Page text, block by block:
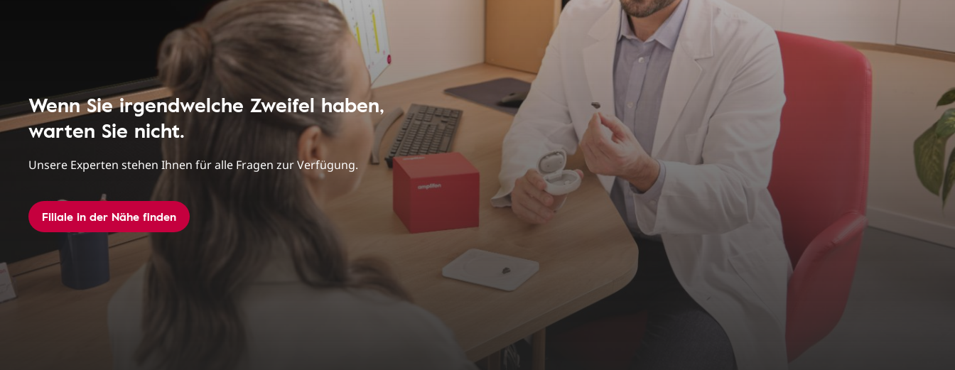
Wenn Sie irgendwelche Zweifel haben,
warten Sie nicht.
Unsere Experten stehen Ihnen für alle Fragen zur Verfügung.
Filiale in der Nähe finden